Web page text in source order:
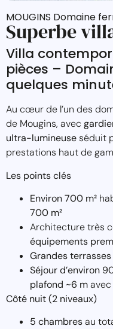
MOUGINS Domaine
Superbe
Villa
pièces –
quelques
Au cœur de l’un des
de Mougins, avec
ultra-lumineuseséduit
prestations haut de
Les points clés
Environ 700 m²
700 m²
Architecture très
équipements
Grandes terrasses
Séjour d’environ
plafond ~6 m
Côté nuit (2 niveaux)
5 chambresau